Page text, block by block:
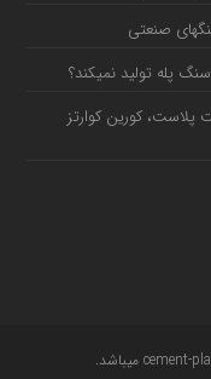
صنعتی
پله تولید نمیکند؟
کورین کوارتز